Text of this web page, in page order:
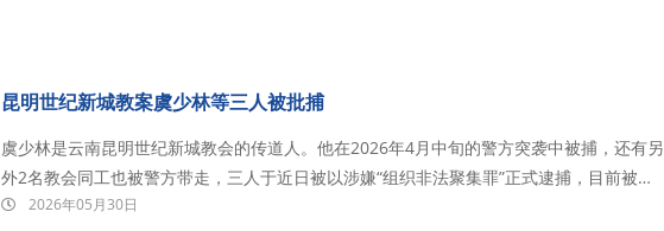
昆明世纪新城教案虞少林等三人被批捕
虞少林是云南昆明世纪新城教会的传道人。他在2026年4月中旬的警方突袭中被捕，还有另
外2名教会同工也被警方带走，三人于近日被以涉嫌“组织非法聚集罪”正式逮捕，目前被羁
押在昆明市官渡区看守所。 虞少林，现年52岁。早年曾沉溺夜总会并染上毒瘾，后皈依基
2026年05月30日